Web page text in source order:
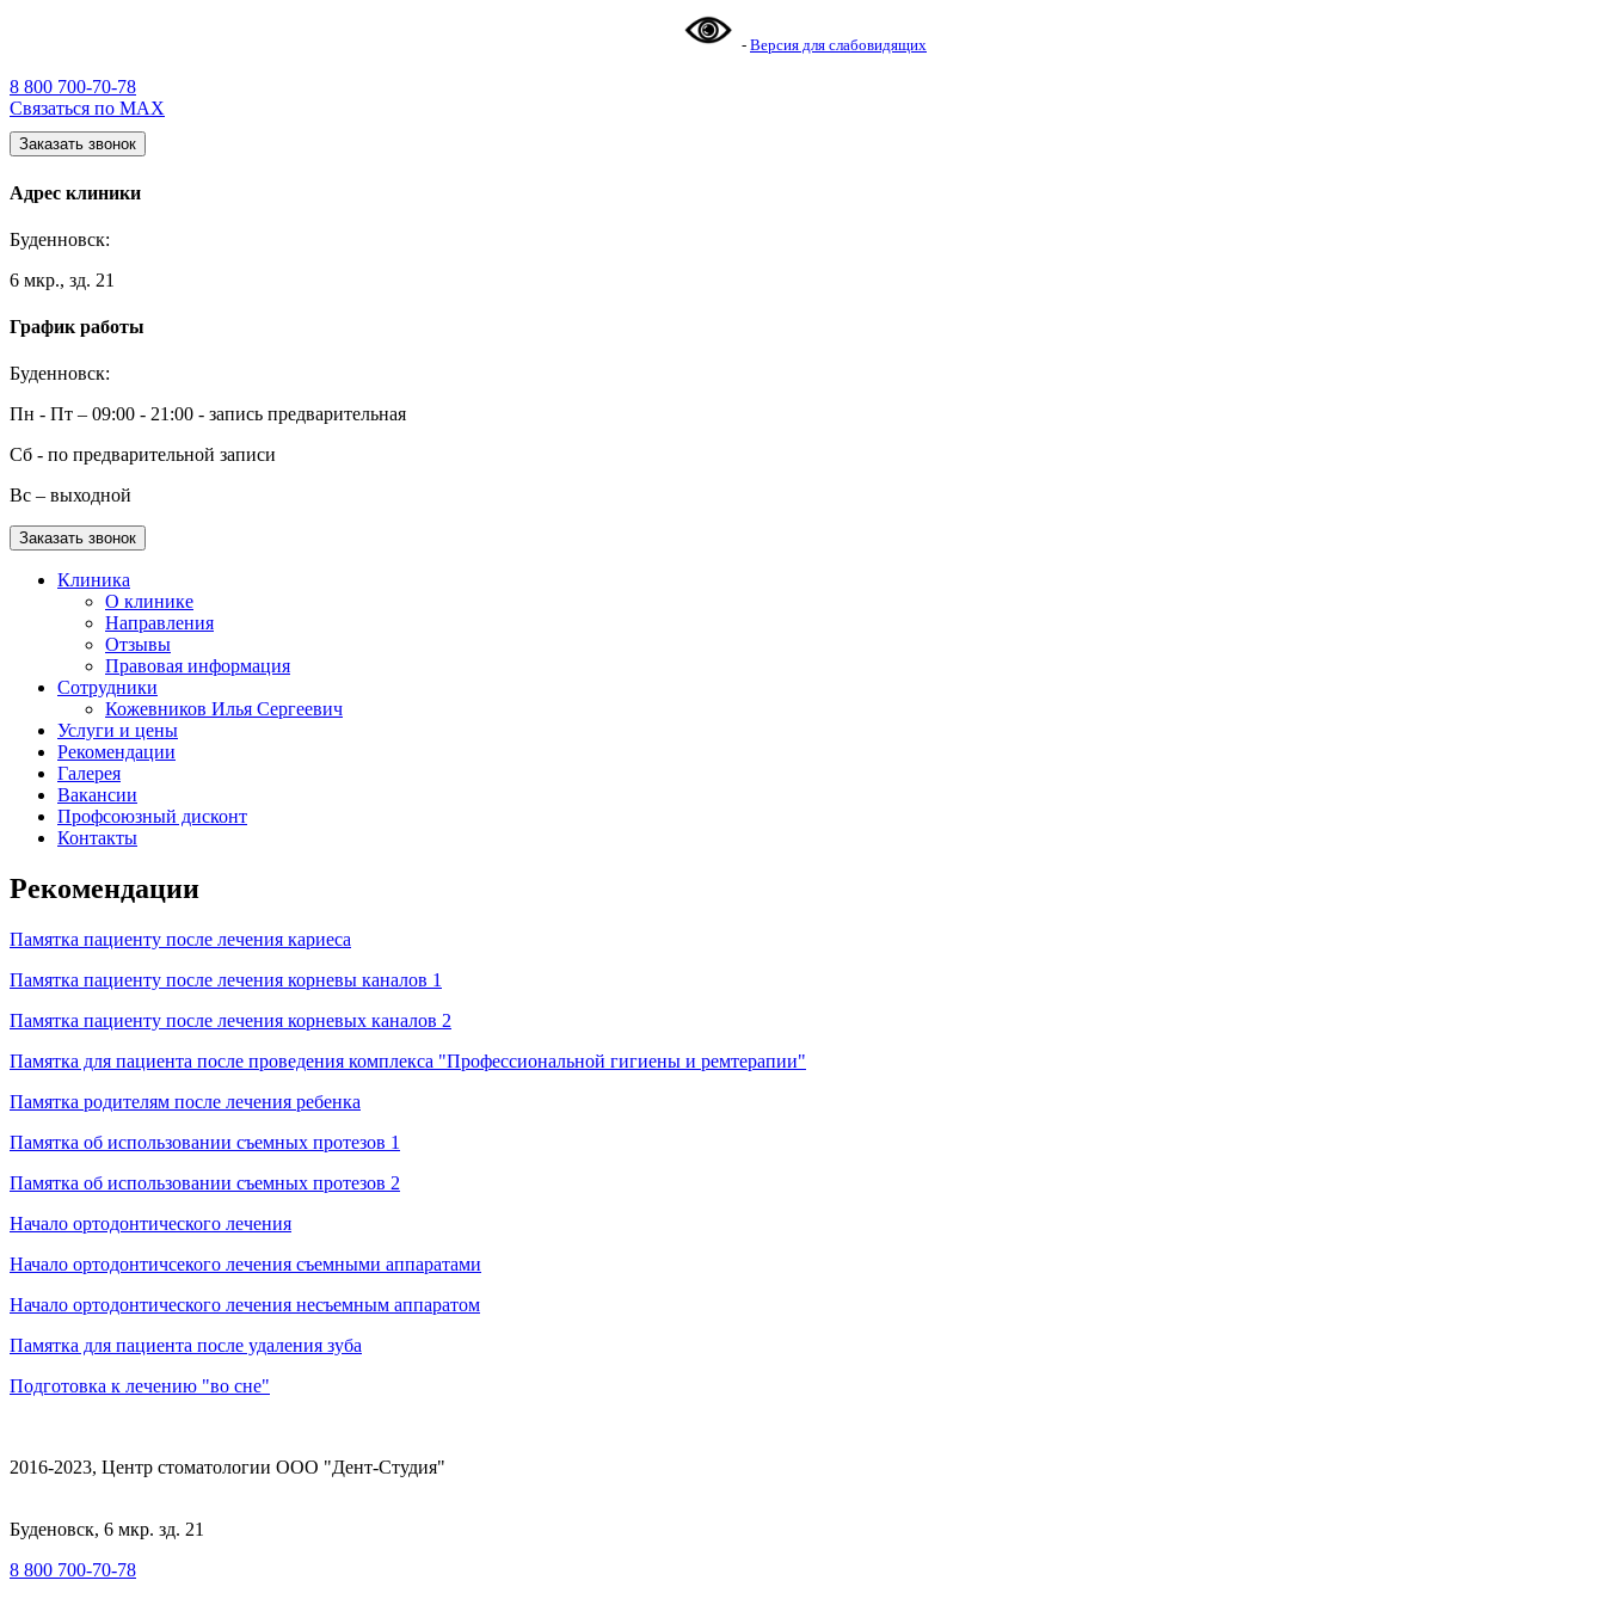
- Версия для слабовидящих
8 800 700-70-78
Связаться по MAX
Заказать звонок
Адрес клиники
Буденновск:
6 мкр., зд. 21
График работы
Буденновск:
Пн - Пт – 09:00 - 21:00 - запись предварительная
Сб - по предварительной записи
Вс – выходной
Заказать звонок
Клиника
О клинике
Направления
Отзывы
Правовая информация
Сотрудники
Кожевников Илья Сергеевич
Услуги и цены
Рекомендации
Галерея
Вакансии
Профсоюзный дисконт
Контакты
Рекомендации
Памятка пациенту после лечения кариеса
Памятка пациенту после лечения корневы каналов 1
Памятка пациенту после лечения корневых каналов 2
Памятка для пациента после проведения комплекса "Профессиональной гигиены и ремтерапии"
Памятка родителям после лечения ребенка
Памятка об использовании съемных протезов 1
Памятка об использовании съемных протезов 2
Начало ортодонтического лечения
Начало ортодонтичсекого лечения съемными аппаратами
Начало ортодонтического лечения несъемным аппаратом
Памятка для пациента после удаления зуба
Подготовка к лечению "во сне"
2016-2023, Центр стоматологии ООО "Дент-Студия"
Буденовск, 6 мкр. зд. 21
8 800 700-70-78